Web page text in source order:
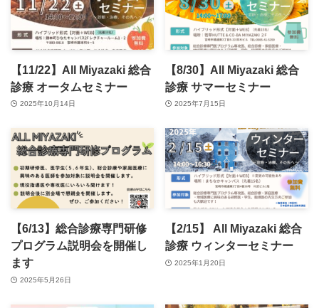
【11/22】All Miyazaki 総合
診療 オータムセミナー
2025年10月14日
【8/30】All Miyazaki 総合
診療 サマーセミナー
2025年7月15日
【6/13】総合診療専門研修
プログラム説明会を開催し
ます
2025年5月26日
【2/15】 All Miyazaki 総合
診療 ウィンターセミナー
2025年1月20日